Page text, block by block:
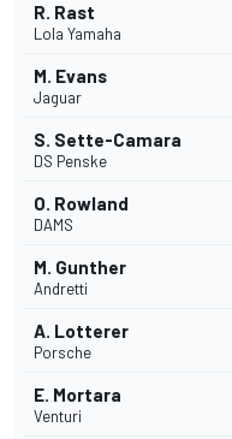
R. Rast
Lola Yamaha
M. Evans
Jaguar
S. Sette-Camara
DS Penske
O. Rowland
DAMS
M. Gunther
Andretti
A. Lotterer
Porsche
E. Mortara
Venturi